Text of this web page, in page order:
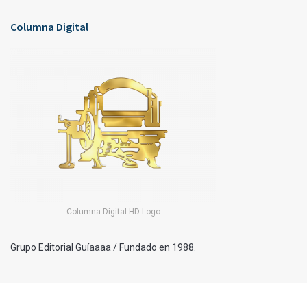
Columna Digital
Columna Digital HD Logo
Grupo Editorial Guíaaaa / Fundado en 1988.